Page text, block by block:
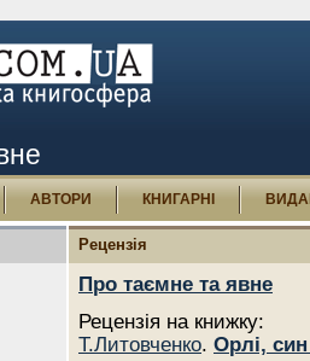
АВТОРИ КНИГАРНІ
Рецензія
Про таємне та явне
Рецензія на книжку:
Т.Литовченко. Орлі,